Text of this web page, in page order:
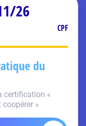
26
CPF
du
certification «
»